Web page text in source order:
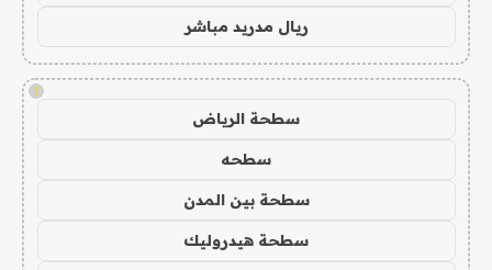
ريال مدريد مباشر
!
سطحة الرياض
سطحه
سطحة بين المدن
سطحة هيدروليك